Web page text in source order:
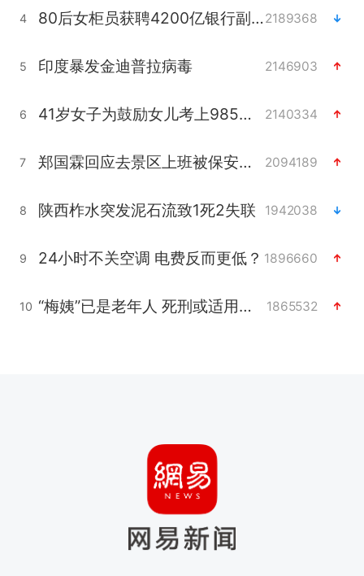
4 80后女柜员获聘4200亿银行副行长2189368
5 印度暴发金迪普拉病毒 2146903
6 41岁女子为鼓励女儿考上985研究生 2140334
7 郑国霖回应去景区上班被保安拦下 2094189
8 陕西柞水突发泥石流致1死2失联 1942038
9 24小时不关空调 电费反而更低？ 1896660
10 “梅姨”已是老年人 死刑或适用受限 1865532